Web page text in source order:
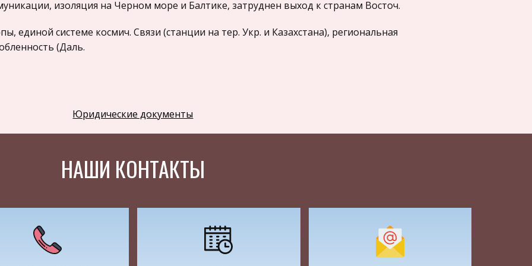
изоляция на Черном море и Балтике, затруднен выход к странам Восточ.
единой системе космич. Связи (станции на тер. Укр. и Казахстана), региональная
(Даль.
и основные направления реформирования. ПОНЯТИЕ: ГС в РФ - это профессиональная
по обеспечению исполнения полномочий государственных органов.
других отраслей (трудового, финансового, социального и др.). ЭЛЕМЕНТЫ: ГС включает в себя:
ГС, находящуюся в ведении РФ; 2, ГС субъектов РФ, находящуюся в их ведении, ГС
в управлении следующими сферами жизнедеятельности госуд-ва и общества: а)
Юридические документы
НАШИ КОНТАКТЫ